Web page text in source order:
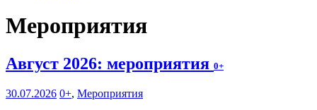
Мероприятия
Август 2026: мероприятия 0+
30.07.2026 0+, Мероприятия